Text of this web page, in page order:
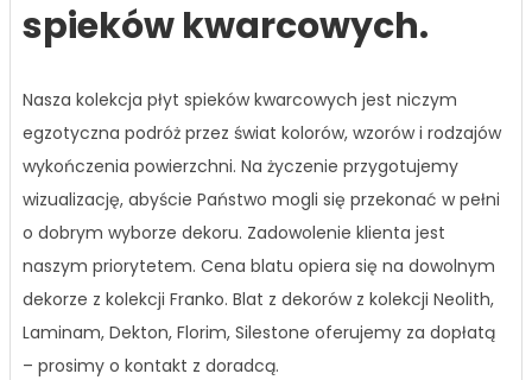
spieków kwarcowych.
Nasza kolekcja płyt spieków kwarcowych jest niczym
egzotyczna podróż przez świat kolorów, wzorów i rodzajów
wykończenia powierzchni. Na życzenie przygotujemy
wizualizację, abyście Państwo mogli się przekonać w pełni
o dobrym wyborze dekoru. Zadowolenie klienta jest
naszym priorytetem. Cena blatu opiera się na dowolnym
dekorze z kolekcji Franko. Blat z dekorów z kolekcji Neolith,
Laminam, Dekton, Florim, Silestone oferujemy za dopłatą
– prosimy o kontakt z doradcą.